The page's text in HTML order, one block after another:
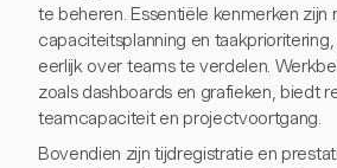
te beheren. Essentiële kenmerken zijn
capaciteitsplanning en
eerlijk over teams te verdelen.
zoals dashboards en grafieken, biedt
teamcapaciteit en projectvoortgang.
Bovendien zijn tijdregistratie en